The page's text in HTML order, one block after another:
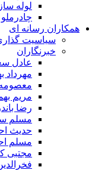
لوله
چادرملو
همکاران رسانه ای
سیاسیت
خبرنگاران
عادل
مهرداد
مریم
رضا
مسلم
حدیث
مسلم
مجتبی